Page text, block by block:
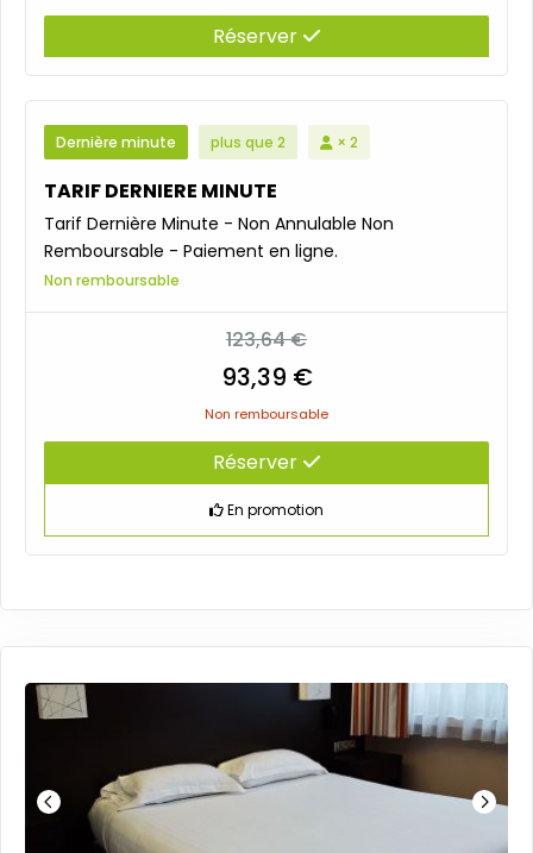
Réserver
Dernière minute plus que 2 × 2
TARIF DERNIERE MINUTE
Tarif Dernière Minute - Non Annulable Non
Remboursable - Paiement en ligne.
Non remboursable
123,64 €
93,39 €
Non remboursable
Réserver
En promotion